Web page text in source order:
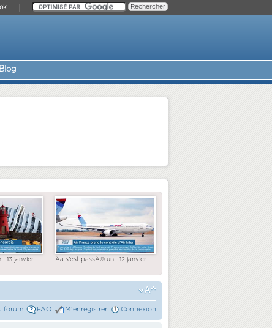
Blog
13 janvier Ãa s'est passÃ© un... 12 janvier
forum FAQ M’enregistrer Connexion